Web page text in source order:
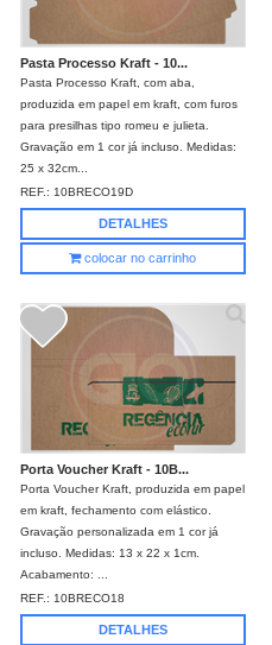
Pasta Processo Kraft - 10...
Pasta Processo Kraft, com aba,
produzida em papel em kraft, com furos
para presilhas tipo romeu e julieta.
Gravação em 1 cor já incluso. Medidas:
25 x 32cm...
REF.: 10BRECO19D
DETALHES
colocar no carrinho
Porta Voucher Kraft - 10B...
Porta Voucher Kraft, produzida em papel
em kraft, fechamento com elástico.
Gravação personalizada em 1 cor já
incluso. Medidas: 13 x 22 x 1cm.
Acabamento: ...
REF.: 10BRECO18
DETALHES